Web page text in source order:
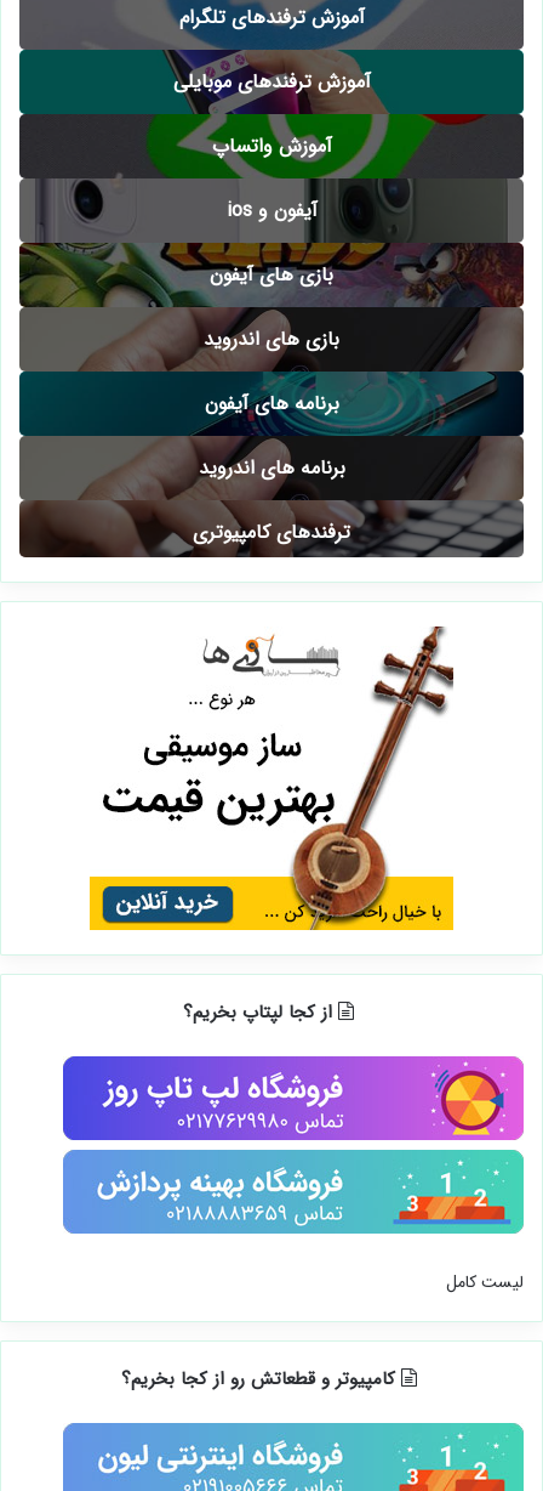
آموزش ترفندهای تلگرام
آموزش ترفندهای موبایلی
آموزش واتساپ
آیفون و ios
بازی های آیفون
بازی های اندروید
برنامه های آیفون
برنامه های اندروید
ترفندهای کامپیوتری
از کجا لپتاپ بخریم؟
لیست کامل
کامپیوتر و قطعاتش رو از کجا بخریم؟